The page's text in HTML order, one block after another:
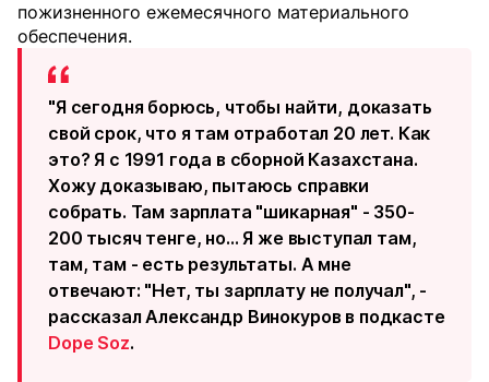
пожизненного ежемесячного материального
обеспечения.
"Я сегодня борюсь, чтобы найти, доказать
свой срок, что я там отработал 20 лет. Как
это? Я с 1991 года в сборной Казахстана.
Хожу доказываю, пытаюсь справки
собрать. Там зарплата "шикарная" - 350-
200 тысяч тенге, но... Я же выступал там,
там, там - есть результаты. А мне
отвечают: "Нет, ты зарплату не получал", -
рассказал Александр Винокуров в подкасте
Dope Soz.